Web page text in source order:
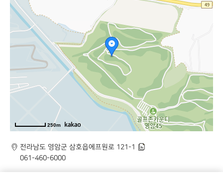
250m
주
전라남도 영암군 삼호읍에프원로 121-1
주
061-460-6000